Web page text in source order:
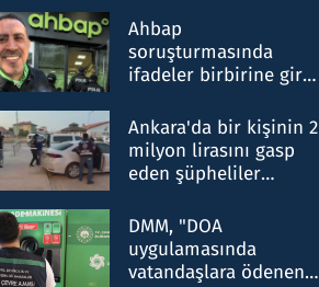
nitelikte olduğunu
belirtti
Ahbap
soruşturmasında
ifadeler birbirine girdi:
ifadelerinden ortaya
çıkan tablo şok etti
Ankara'da bir kişinin 2
milyon lirasını gasp
eden şüpheliler
DMM, "DOA
uygulamasında
vatandaşlara ödenen